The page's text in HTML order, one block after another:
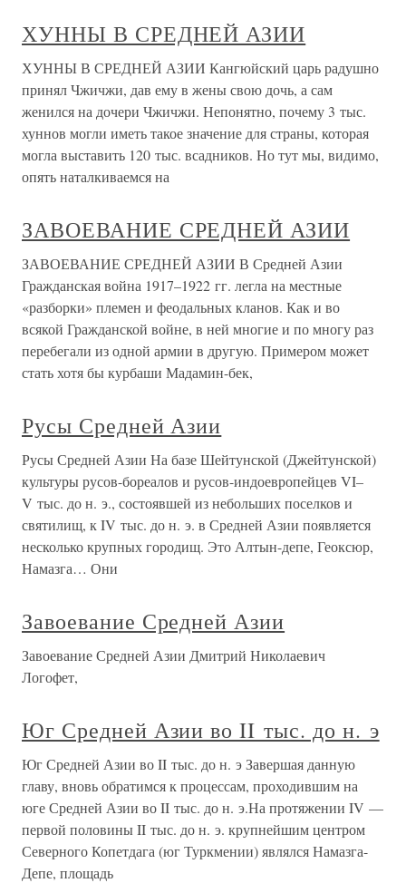
ХУННЫ В СРЕДНЕЙ АЗИИ
ХУННЫ В СРЕДНЕЙ АЗИИ Кангюйский царь радушно
принял Чжичжи, дав ему в жены свою дочь, а сам
женился на дочери Чжичжи. Непонятно, почему 3 тыс.
хуннов могли иметь такое значение для страны, которая
могла выставить 120 тыс. всадников. Но тут мы, видимо,
опять наталкиваемся на
ЗАВОЕВАНИЕ СРЕДНЕЙ АЗИИ
ЗАВОЕВАНИЕ СРЕДНЕЙ АЗИИ В Средней Азии
Гражданская война 1917–1922 гг. легла на местные
«разборки» племен и феодальных кланов. Как и во
всякой Гражданской войне, в ней многие и по многу раз
перебегали из одной армии в другую. Примером может
стать хотя бы курбаши Мадамин-бек,
Русы Средней Азии
Русы Средней Азии На базе Шейтунской (Джейтунской)
культуры русов-бореалов и русов-индоевропейцев VI–
V тыс. до н. э., состоявшей из небольших поселков и
святилищ, к IV тыс. до н. э. в Средней Азии появляется
несколько крупных городищ. Это Алтын-депе, Геоксюр,
Намазга… Они
Завоевание Средней Азии
Завоевание Средней Азии Дмитрий Николаевич
Логофет,
Юг Средней Азии во II тыс. до н. э
Юг Средней Азии во II тыс. до н. э Завершая данную
главу, вновь обратимся к процессам, проходившим на
юге Средней Азии во II тыс. до н. э.На протяжении IV —
первой половины II тыс. до н. э. крупнейшим центром
Северного Копетдага (юг Туркмении) являлся Намазга-
Депе, площадь